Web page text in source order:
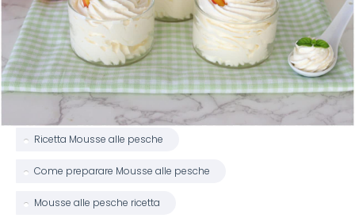
Ricetta Mousse alle pesche
Come preparare Mousse alle pesche
Mousse alle pesche ricetta